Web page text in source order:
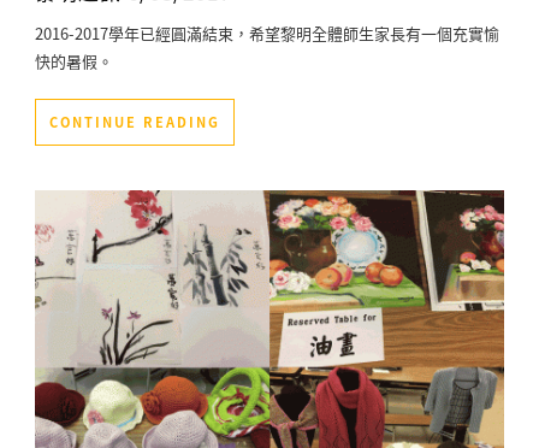
2016-2017學年已經圓滿結束，希望黎明全體師生家長有一個充實愉
快的暑假。
CONTINUE READING